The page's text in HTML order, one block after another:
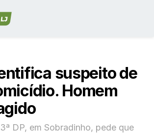
suspeito de
Homem
DP, em Sobradinho, pede que